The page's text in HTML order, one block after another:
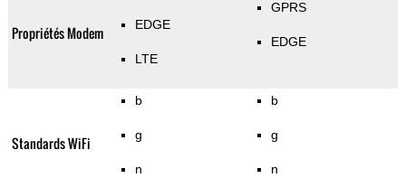
Propriétés Modem EDGE
LTE
GPRS
EDGE
Standards WiFi
b
g
n
b
g
n